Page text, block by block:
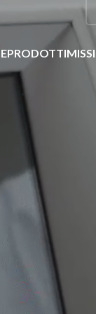
PRODOTTI